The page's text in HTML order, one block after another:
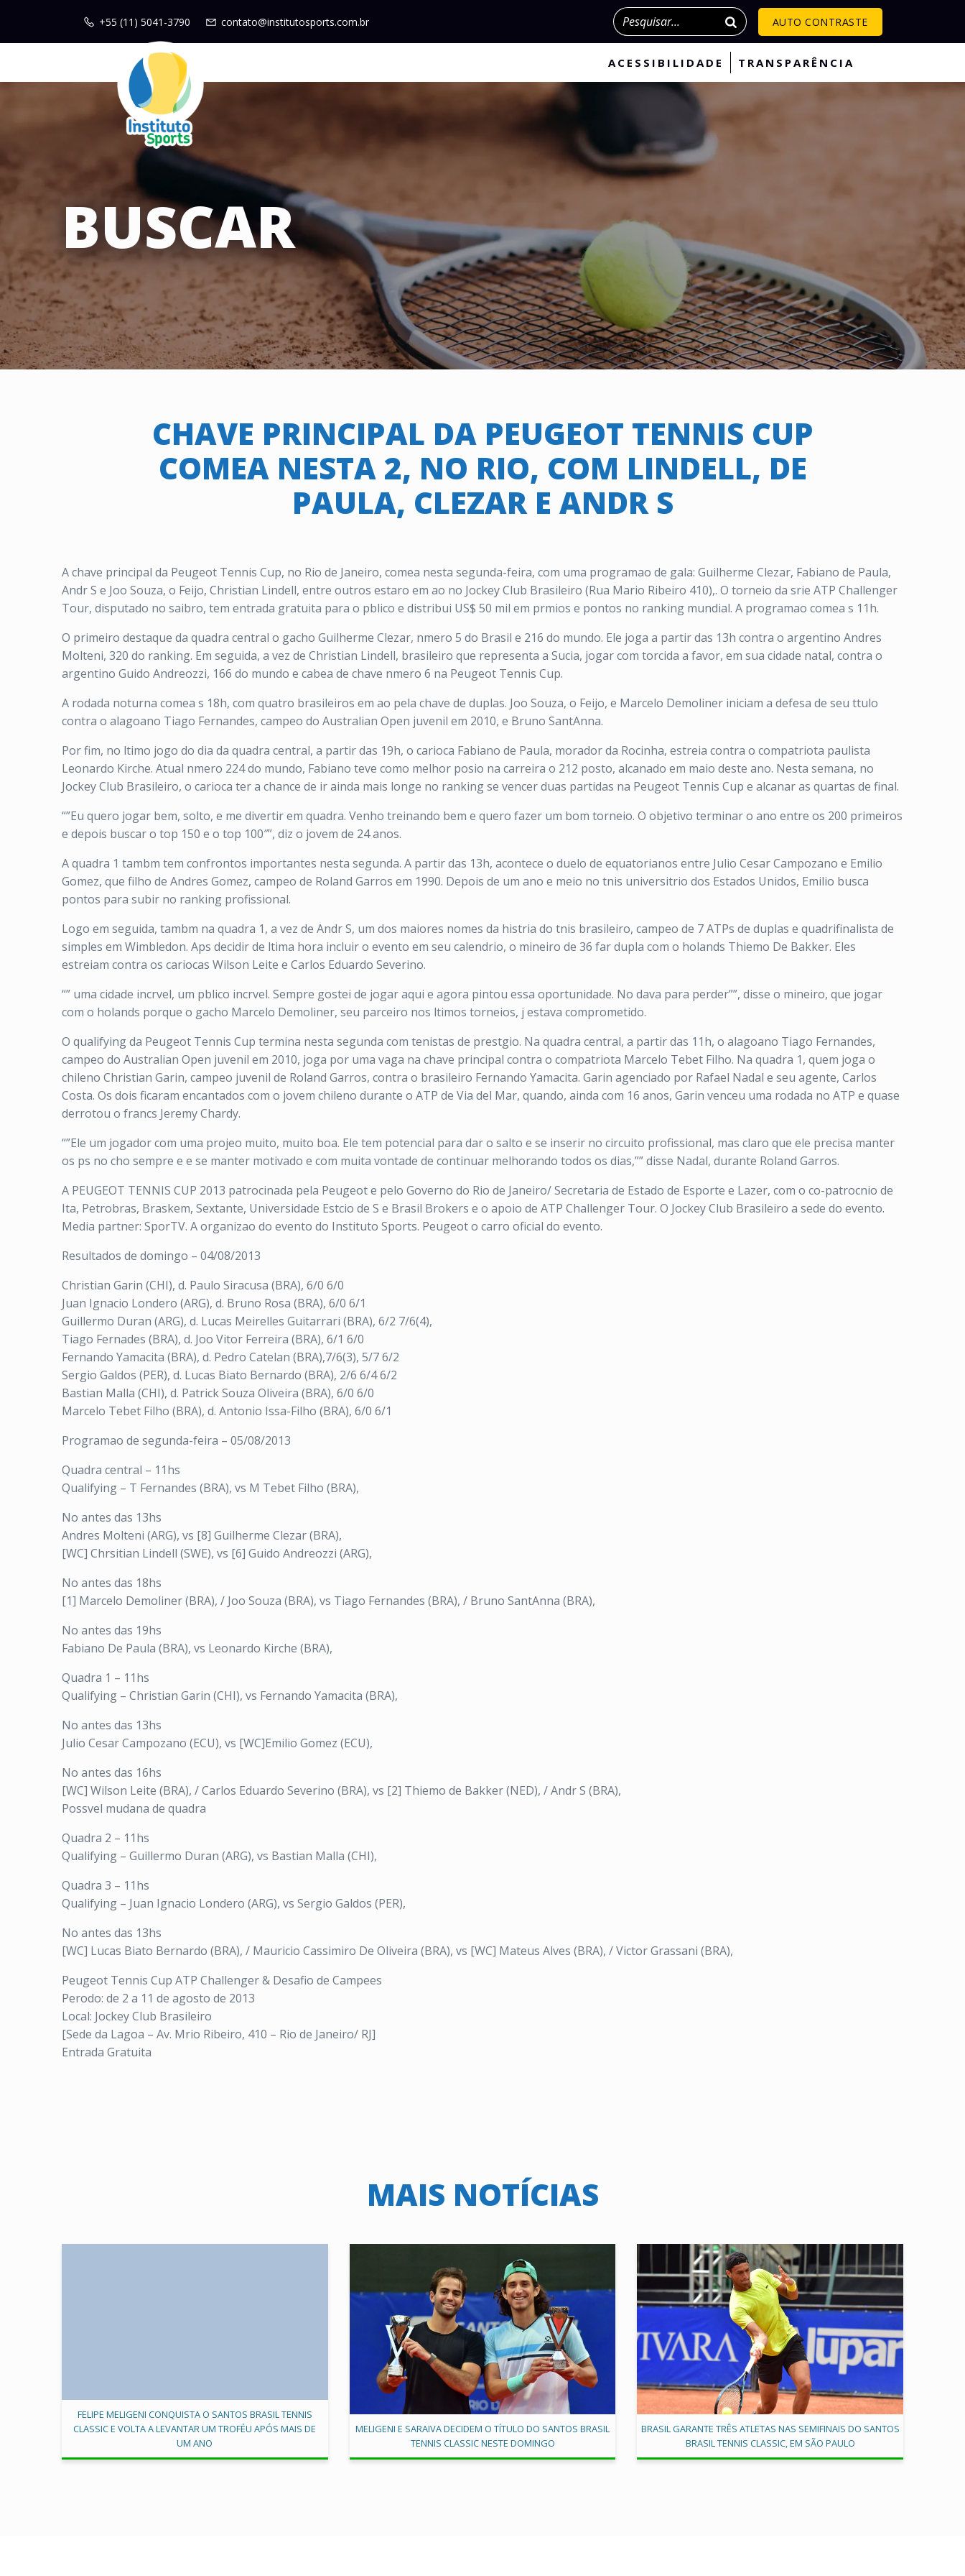
+55 (11) 5041-3790 contato@institutosports.com.br Pesquisar AUTO CONTRASTE
ACESSIBILIDADE TRANSPARÊNCIA
BUSCAR
CHAVE PRINCIPAL DA PEUGEOT TENNIS CUP
COMEA NESTA 2, NO RIO, COM LINDELL, DE
PAULA, CLEZAR E ANDR S
A chave principal da Peugeot Tennis Cup, no Rio de Janeiro, comea nesta segunda-feira, com uma programao de gala: Guilherme Clezar, Fabiano de Paula,
Andr S e Joo Souza, o Feijo, Christian Lindell, entre outros estaro em ao no Jockey Club Brasileiro (Rua Mario Ribeiro 410),. O torneio da srie ATP Challenger
Tour, disputado no saibro, tem entrada gratuita para o pblico e distribui US$ 50 mil em prmios e pontos no ranking mundial. A programao comea s 11h.
O primeiro destaque da quadra central o gacho Guilherme Clezar, nmero 5 do Brasil e 216 do mundo. Ele joga a partir das 13h contra o argentino Andres
Molteni, 320 do ranking. Em seguida, a vez de Christian Lindell, brasileiro que representa a Sucia, jogar com torcida a favor, em sua cidade natal, contra o
argentino Guido Andreozzi, 166 do mundo e cabea de chave nmero 6 na Peugeot Tennis Cup.
A rodada noturna comea s 18h, com quatro brasileiros em ao pela chave de duplas. Joo Souza, o Feijo, e Marcelo Demoliner iniciam a defesa de seu ttulo
contra o alagoano Tiago Fernandes, campeo do Australian Open juvenil em 2010, e Bruno SantAnna.
Por fim, no ltimo jogo do dia da quadra central, a partir das 19h, o carioca Fabiano de Paula, morador da Rocinha, estreia contra o compatriota paulista
Leonardo Kirche. Atual nmero 224 do mundo, Fabiano teve como melhor posio na carreira o 212 posto, alcanado em maio deste ano. Nesta semana, no
Jockey Club Brasileiro, o carioca ter a chance de ir ainda mais longe no ranking se vencer duas partidas na Peugeot Tennis Cup e alcanar as quartas de final.
“”Eu quero jogar bem, solto, e me divertir em quadra. Venho treinando bem e quero fazer um bom torneio. O objetivo terminar o ano entre os 200 primeiros
e depois buscar o top 150 e o top 100″”, diz o jovem de 24 anos.
A quadra 1 tambm tem confrontos importantes nesta segunda. A partir das 13h, acontece o duelo de equatorianos entre Julio Cesar Campozano e Emilio
Gomez, que filho de Andres Gomez, campeo de Roland Garros em 1990. Depois de um ano e meio no tnis universitrio dos Estados Unidos, Emilio busca
pontos para subir no ranking profissional.
Logo em seguida, tambm na quadra 1, a vez de Andr S, um dos maiores nomes da histria do tnis brasileiro, campeo de 7 ATPs de duplas e quadrifinalista de
simples em Wimbledon. Aps decidir de ltima hora incluir o evento em seu calendrio, o mineiro de 36 far dupla com o holands Thiemo De Bakker. Eles
estreiam contra os cariocas Wilson Leite e Carlos Eduardo Severino.
“” uma cidade incrvel, um pblico incrvel. Sempre gostei de jogar aqui e agora pintou essa oportunidade. No dava para perder””, disse o mineiro, que jogar
com o holands porque o gacho Marcelo Demoliner, seu parceiro nos ltimos torneios, j estava comprometido.
O qualifying da Peugeot Tennis Cup termina nesta segunda com tenistas de prestgio. Na quadra central, a partir das 11h, o alagoano Tiago Fernandes,
campeo do Australian Open juvenil em 2010, joga por uma vaga na chave principal contra o compatriota Marcelo Tebet Filho. Na quadra 1, quem joga o
chileno Christian Garin, campeo juvenil de Roland Garros, contra o brasileiro Fernando Yamacita. Garin agenciado por Rafael Nadal e seu agente, Carlos
Costa. Os dois ficaram encantados com o jovem chileno durante o ATP de Via del Mar, quando, ainda com 16 anos, Garin venceu uma rodada no ATP e quase
derrotou o francs Jeremy Chardy.
“”Ele um jogador com uma projeo muito, muito boa. Ele tem potencial para dar o salto e se inserir no circuito profissional, mas claro que ele precisa manter
os ps no cho sempre e e se manter motivado e com muita vontade de continuar melhorando todos os dias,”” disse Nadal, durante Roland Garros.
A PEUGEOT TENNIS CUP 2013 patrocinada pela Peugeot e pelo Governo do Rio de Janeiro/ Secretaria de Estado de Esporte e Lazer, com o co-patrocnio de
Ita, Petrobras, Braskem, Sextante, Universidade Estcio de S e Brasil Brokers e o apoio de ATP Challenger Tour. O Jockey Club Brasileiro a sede do evento.
Media partner: SporTV. A organizao do evento do Instituto Sports. Peugeot o carro oficial do evento.
Resultados de domingo – 04/08/2013
Christian Garin (CHI), d. Paulo Siracusa (BRA), 6/0 6/0
Juan Ignacio Londero (ARG), d. Bruno Rosa (BRA), 6/0 6/1
Guillermo Duran (ARG), d. Lucas Meirelles Guitarrari (BRA), 6/2 7/6(4),
Tiago Fernades (BRA), d. Joo Vitor Ferreira (BRA), 6/1 6/0
Fernando Yamacita (BRA), d. Pedro Catelan (BRA),7/6(3), 5/7 6/2
Sergio Galdos (PER), d. Lucas Biato Bernardo (BRA), 2/6 6/4 6/2
Bastian Malla (CHI), d. Patrick Souza Oliveira (BRA), 6/0 6/0
Marcelo Tebet Filho (BRA), d. Antonio Issa-Filho (BRA), 6/0 6/1
Programao de segunda-feira – 05/08/2013
Quadra central – 11hs
Qualifying – T Fernandes (BRA), vs M Tebet Filho (BRA),
No antes das 13hs
Andres Molteni (ARG), vs [8] Guilherme Clezar (BRA),
[WC] Chrsitian Lindell (SWE), vs [6] Guido Andreozzi (ARG),
No antes das 18hs
[1] Marcelo Demoliner (BRA), / Joo Souza (BRA), vs Tiago Fernandes (BRA), / Bruno SantAnna (BRA),
No antes das 19hs
Fabiano De Paula (BRA), vs Leonardo Kirche (BRA),
Quadra 1 – 11hs
Qualifying – Christian Garin (CHI), vs Fernando Yamacita (BRA),
No antes das 13hs
Julio Cesar Campozano (ECU), vs [WC]Emilio Gomez (ECU),
No antes das 16hs
[WC] Wilson Leite (BRA), / Carlos Eduardo Severino (BRA), vs [2] Thiemo de Bakker (NED), / Andr S (BRA),
Possvel mudana de quadra
Quadra 2 – 11hs
Qualifying – Guillermo Duran (ARG), vs Bastian Malla (CHI),
Quadra 3 – 11hs
Qualifying – Juan Ignacio Londero (ARG), vs Sergio Galdos (PER),
No antes das 13hs
[WC] Lucas Biato Bernardo (BRA), / Mauricio Cassimiro De Oliveira (BRA), vs [WC] Mateus Alves (BRA), / Victor Grassani (BRA),
Peugeot Tennis Cup ATP Challenger & Desafio de Campees
Perodo: de 2 a 11 de agosto de 2013
Local: Jockey Club Brasileiro
[Sede da Lagoa – Av. Mrio Ribeiro, 410 – Rio de Janeiro/ RJ]
Entrada Gratuita
MAIS NOTÍCIAS
FELIPE MELIGENI CONQUISTA O SANTOS BRASIL TENNIS
CLASSIC E VOLTA A LEVANTAR UM TROFÉU APÓS MAIS DE
UM ANO
MELIGENI E SARAIVA DECIDEM O TÍTULO DO SANTOS BRASIL
TENNIS CLASSIC NESTE DOMINGO
BRASIL GARANTE TRÊS ATLETAS NAS SEMIFINAIS DO SANTOS
BRASIL TENNIS CLASSIC, EM SÃO PAULO